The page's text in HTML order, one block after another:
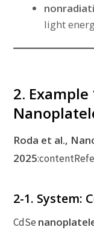
light
2. Example
Roda et al.,
2025
2-1. System:
CdSe